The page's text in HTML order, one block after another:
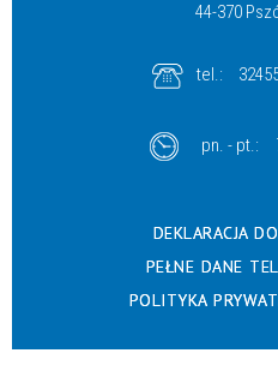
44-370
tel.:
pn. - pt.:
DEKLARACJA
PEŁNE DANE
POLITYKA